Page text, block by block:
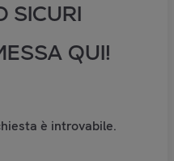
SICURI
QUI!
è introvabile.